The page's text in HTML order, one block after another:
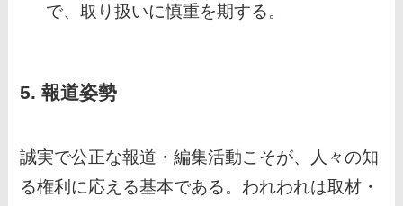
で、取り扱いに慎重を期する。
5. 報道姿勢
誠実で公正な報道・編集活動こそが、人々の知
る権利に応える基本である。われわれは取材・